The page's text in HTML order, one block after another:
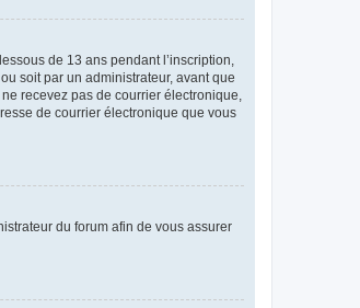
de 13 ans pendant l’inscription,
soit par un administrateur, avant que
recevez pas de courrier électronique,
de courrier électronique que vous
du forum afin de vous assurer